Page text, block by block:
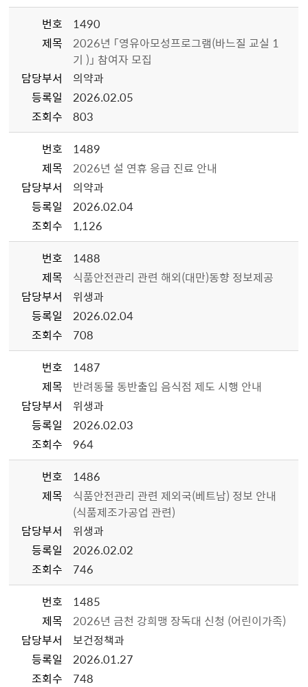
번호
1490
제목
2026년 「영유아모성프로그램(바느질 교실 1
기 )」 참여자 모집
담당부서
의약과
등록일
2026.02.05
조회수
803
번호
1489
제목
2026년 설 연휴 응급 진료 안내
담당부서
의약과
등록일
2026.02.04
조회수
1,126
번호
1488
제목
식품안전관리 관련 해외(대만)동향 정보제공
담당부서
위생과
등록일
2026.02.04
조회수
708
번호
1487
제목
반려동물 동반출입 음식점 제도 시행 안내
담당부서
위생과
등록일
2026.02.03
조회수
964
번호
1486
제목
식품안전관리 관련 제외국(베트남) 정보 안내
(식품제조가공업 관련)
담당부서
위생과
등록일
2026.02.02
조회수
746
번호
1485
제목
2026년 금천 강희맹 장독대 신청 (어린이가족)
담당부서
보건정책과
등록일
2026.01.27
조회수
748